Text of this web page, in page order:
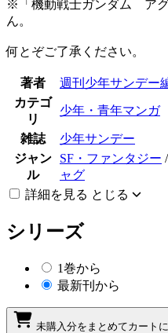
※「機動戦士ガンダム ア
ん。
何とぞご了承ください。
著者
週刊少年サンデー
カテゴ
リ
少年・青年マンガ
雑誌
少年サンデー
ジャン
ル
SF・ファンタジー /
ャグ
詳細を見る とじる
シリーズ
1巻から
最新刊から
未購入分をまとめてカート